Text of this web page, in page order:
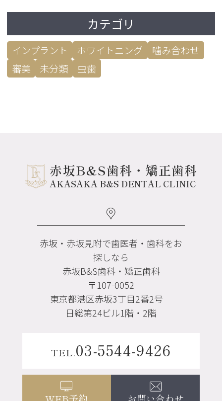
カテゴリ
インプラント ホワイトニング
噛み合わせ
審美
未分類 虫歯
赤坂B&S歯科・矯正歯科
AKASAKA B&S DENTAL CLINIC
赤坂・赤坂見附で歯医者・歯科をお
探しなら
赤坂B&S歯科・矯正歯科
〒107-0052
東京都港区赤坂3丁目2番2号
日総第24ビル1階・2階
TEL. 03-5544-9426
WEB予約 お問い合わせ